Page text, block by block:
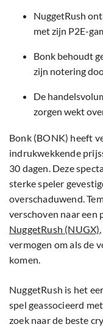
NuggetRush
met zijn P2E-
Bonk behoudt
zijn notering
De
zorgen wekt
Bonk (BONK) heeft
indrukwekkende
30 dagen. Deze
sterke speler
overschaduwend.
verschoven naar een
NuggetRush (NUGX)
vermogen om als de
komen.
NuggetRush is het
spel geassocieerd
zoek naar de beste